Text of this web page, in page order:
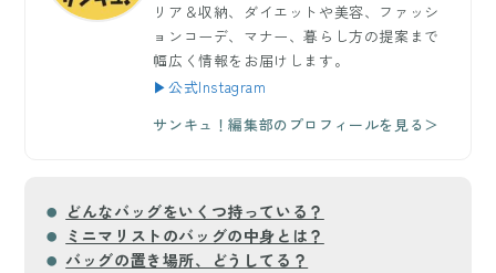
リア＆収納、ダイエットや美容、ファッシ
ョンコーデ、マナー、暮らし方の提案まで
幅広く情報をお届けします。
▶公式Instagram
サンキュ！編集部のプロフィールを見る＞
どんなバッグをいくつ持っている？
ミニマリストのバッグの中身とは？
バッグの置き場所、どうしてる？